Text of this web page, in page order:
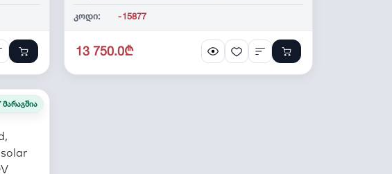
კოდი: -15877
13 750.0₾
მარაგშია